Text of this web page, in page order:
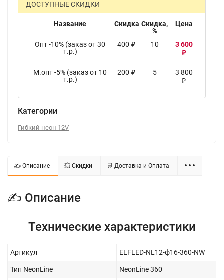
ДОСТУПНЫЕ СКИДКИ
Название Скидка Скидка,
%
Цена
Опт -10% (заказ от 30
т.р.)
400 ₽ 10 3 600
₽
М.опт -5% (заказ от 10
т.р.)
200 ₽ 5 3 800
₽
Категории
Гибкий неон 12V
✍ Описание 💥 Скидки 🛒 Доставка и Оплата
✍ Описание
Технические характеристики
Артикул ELFLED-NL12-ф16-360-NW
Тип NeonLine NeonLine 360